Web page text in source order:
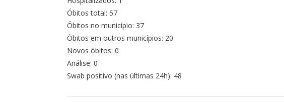
Óbitos total: 57
Óbitos no município: 37
Óbitos em outros municípios: 20
Novos óbitos: 0
Análise: 0
Swab positivo (nas últimas 24h): 48